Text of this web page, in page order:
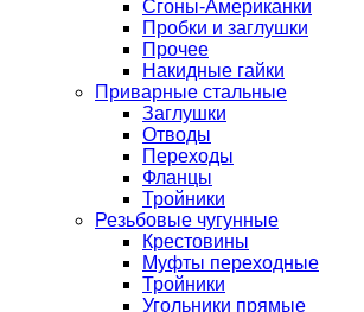
Сгоны-Американки
Пробки и заглушки
Прочее
Накидные гайки
Приварные стальные
Заглушки
Отводы
Переходы
Фланцы
Тройники
Резьбовые чугунные
Крестовины
Муфты переходные
Тройники
Угольники прямые